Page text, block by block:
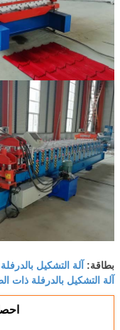
بطاقة: آلة التشكيل
آلة التشكيل بالدرفلة ذات